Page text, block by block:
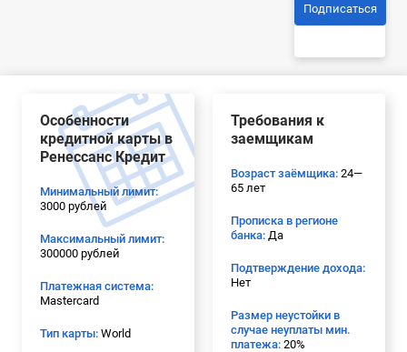
Подписаться
Особенности
кредитной карты в
Ренессанс Кредит
Минимальный лимит:
3000 рублей
Максимальный лимит:
300000 рублей
Платежная система:
Mastercard
Тип карты: World
Требования к
заемщикам
Возраст заёмщика: 24—
65 лет
Прописка в регионе
банка: Да
Подтверждение дохода:
Нет
Размер неустойки в
случае неуплаты мин.
платежа: 20%